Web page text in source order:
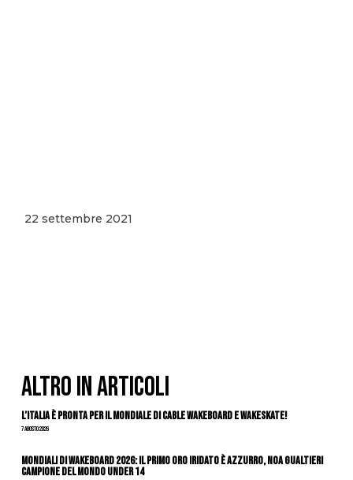
22 settembre 2021
ALTRO IN ARTICOLI
L’Italia è pronta per il Mondiale di Cable Wakeboard e Wakeskate!
7 Agosto 2026
Mondiali di Wakeboard 2026: il primo oro iridato è azzurro, Noa Gualtieri
campione del mondo Under 14